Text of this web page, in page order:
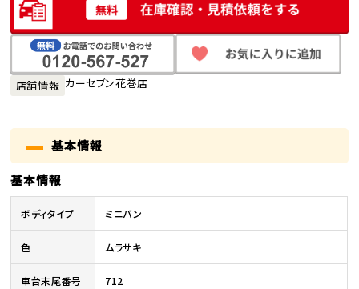
店舗情報 カーセブン花巻店
基本情報
基本情報
ボディタイプ ミニバン
色 ムラサキ
車台末尾番号 712